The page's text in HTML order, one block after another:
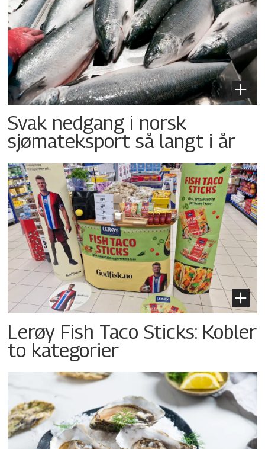
Svak nedgang i norsk
sjømateksport så langt i år
Lerøy Fish Taco Sticks: Kobler
to kategorier